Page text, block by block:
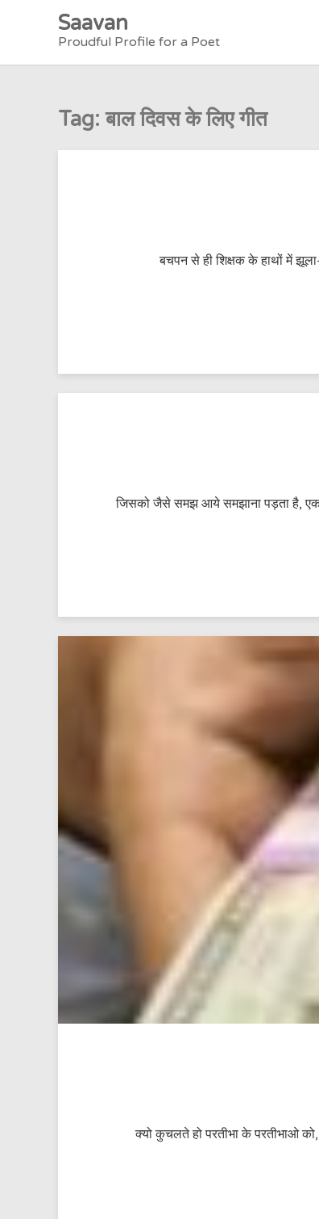
Saavan
Proudful Profile for a Poet
Tag:बाल दिवस के लिए गीत
बचपन से ही शिक्षक के हाथों में
जिसको जैसे समझ आये समझाना पड़ता है, एक
क्यो कुचलते हो परतीभा के परतीभाओ